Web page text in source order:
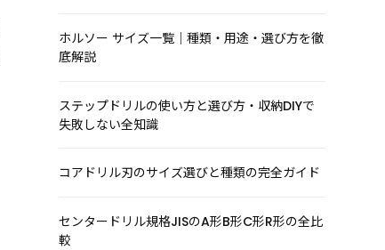
ホルソー サイズ一覧｜種類・用途・選び方を徹
底解説
ステップドリルの使い方と選び方・収納DIYで
失敗しない全知識
コアドリル刃のサイズ選びと種類の完全ガイド
センタードリル規格JISのA形B形C形R形の全比
較